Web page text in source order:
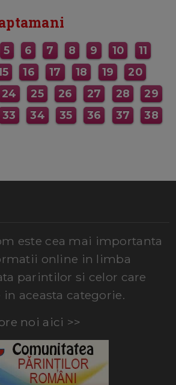
5 6 7 8 9 10
11
16 17 18 19
20
24 25 26 27 28
29
33 34 35 36 37
38
este cea mai importanta
online in limba
parintilor si celor care
aceasta categorie.
noi aici >>